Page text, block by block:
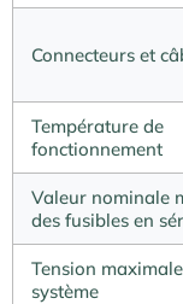
Connecteurs et
Température de
fonctionnement
Valeur nominale
des fusibles en
Tension
système